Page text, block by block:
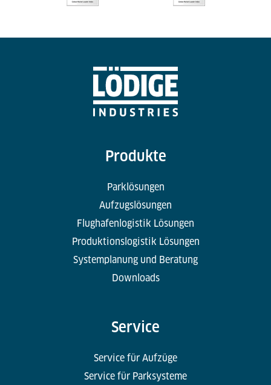
Produkte
Parklösungen
Aufzugslösungen
Flughafenlogistik Lösungen
Produktionslogistik Lösungen
Systemplanung und Beratung
Downloads
Service
Service für Aufzüge
Service für Parksysteme